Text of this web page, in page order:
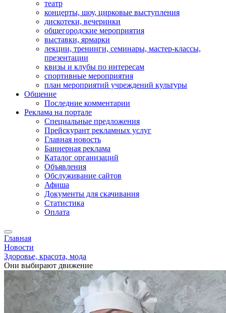
театр
концерты, шоу, цирковые выступления
дискотеки, вечеринки
общегородские мероприятия
выставки, ярмарки
лекции, тренинги, семинары, мастер-классы,
презентации
квизы и клубы по интересам
спортивные мероприятия
план мероприятий учреждений культуры
Общение
Последние комментарии
Реклама на портале
Специальные предложения
Прейскурант рекламных услуг
Главная новость
Баннерная реклама
Каталог организаций
Объявления
Обслуживание сайтов
Афиша
Документы для скачивания
Статистика
Оплата
Главная
Новости
Здоровье, красота, мода
Они выбирают движение